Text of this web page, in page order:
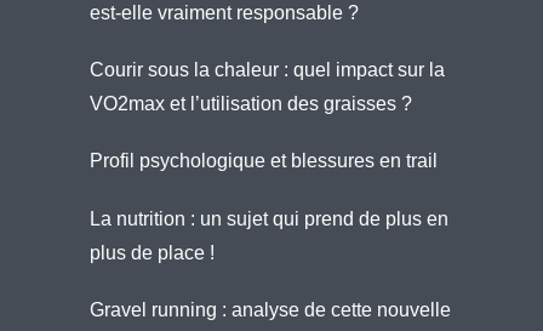
est-elle vraiment responsable ?
Courir sous la chaleur : quel impact sur la
VO2max et l’utilisation des graisses ?
Profil psychologique et blessures en trail
La nutrition : un sujet qui prend de plus en
plus de place !
Gravel running : analyse de cette nouvelle